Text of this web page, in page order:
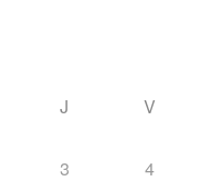
J V
3 4